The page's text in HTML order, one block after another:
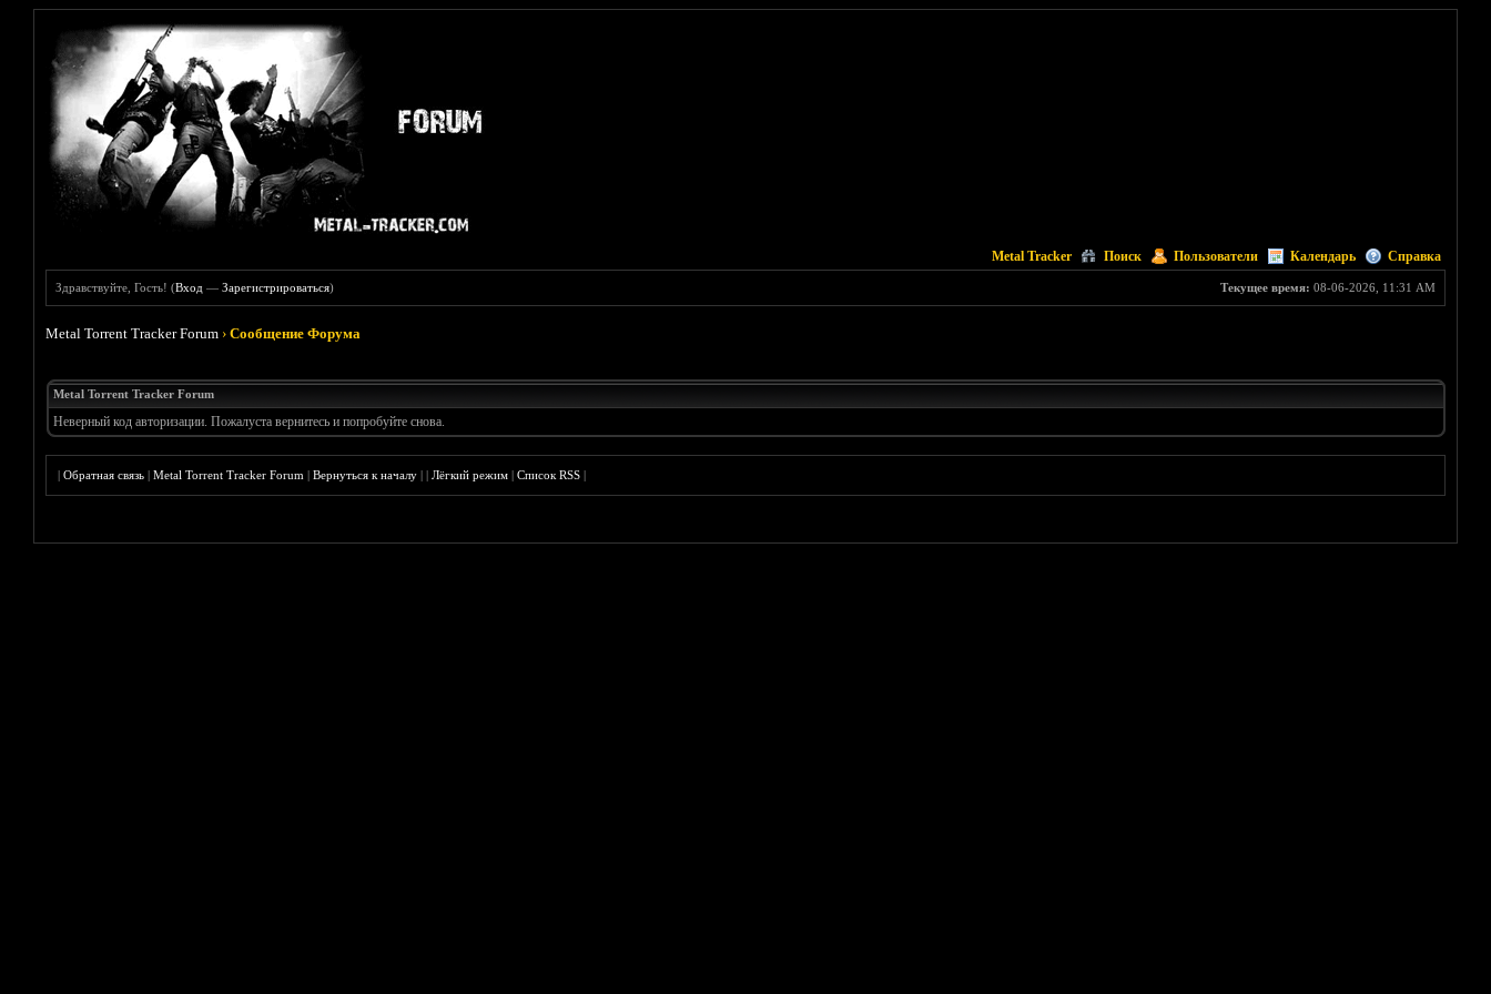
Metal Tracker Поиск Пользователи Календарь Справка
Текущее время: 08-06-2026, 11:31 AM
Здравствуйте, Гость! (Вход —Зарегистрироваться)
Metal Torrent Tracker Forum ›Сообщение Форума
Metal Torrent Tracker Forum
Неверный код авторизации. Пожалуста вернитесь и попробуйте снова.
|Обратная связь |Metal Torrent Tracker Forum |Вернуться к началу ||Лёгкий режим |Список RSS |